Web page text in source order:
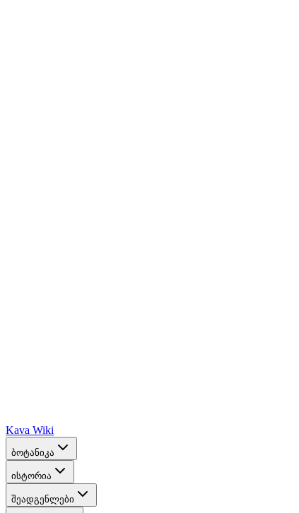
Kava Wiki
ბოტანიკა
ისტორია
შეადგენლები